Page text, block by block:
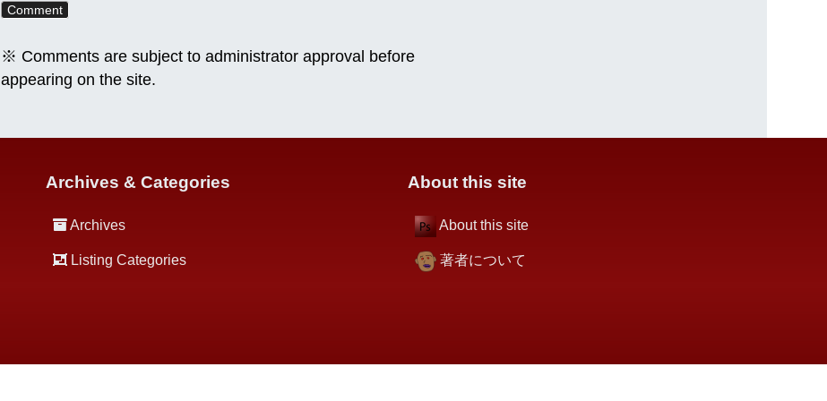
※ Comments are subject to administrator approval before
appearing on the site.
Archives & Categories
Archives
Listing Categories
About this site
About this site
著者について